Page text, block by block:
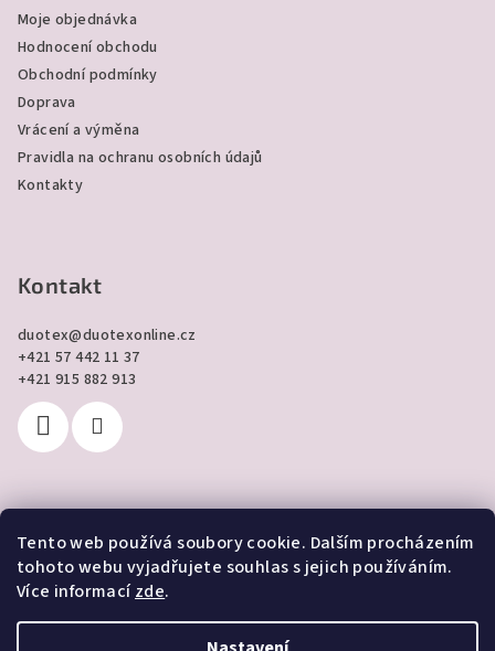
Tento web používá soubory cookie. Dalším procházením
tohoto webu vyjadřujete souhlas s jejich používáním.
Více informacízde.
Moje objednávka
Hodnocení obchodu
Obchodní podmínky
Doprava
Vrácení a výměna
Pravidla na ochranu osobních údajů
Kontakty
Kontakt
duotex@duotexonline.cz
+421 57 442 11 37
+421 915 882 913
Přijímáme online platby